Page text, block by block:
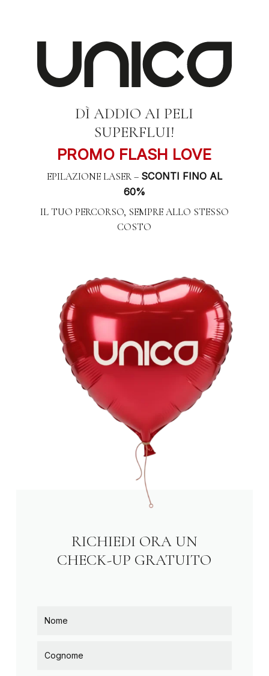
DÌ ADDIO AI PELI
SUPERFLUI!
PROMO FLASH LOVE
EPILAZIONE LASER – SCONTI FINO AL
60%
IL TUO PERCORSO, SEMPRE ALLO STESSO
COSTO
RICHIEDI ORA UN
CHECK-UP GRATUITO